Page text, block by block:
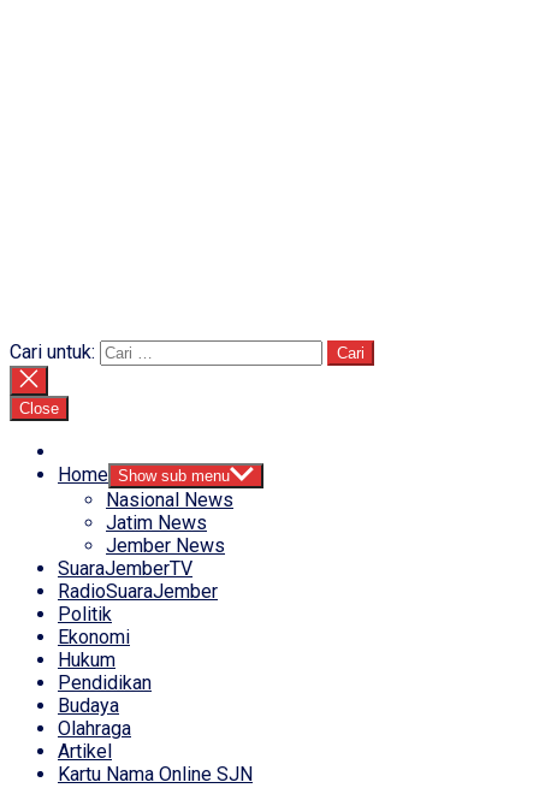
Cari untuk:
Close
Home Show sub menu
Nasional News
Jatim News
Jember News
SuaraJemberTV
RadioSuaraJember
Politik
Ekonomi
Hukum
Pendidikan
Budaya
Olahraga
Artikel
Kartu Nama Online SJN